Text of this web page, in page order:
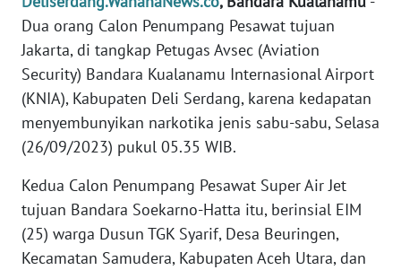
Dua orang Calon Penumpang Pesawat tujuan
Jakarta, di tangkap Petugas Avsec (Aviation
Security) Bandara Kualanamu Internasional Airport
(KNIA), Kabupaten Deli Serdang, karena kedapatan
menyembunyikan narkotika jenis sabu-sabu, Selasa
(26/09/2023) pukul 05.35 WIB.
Kedua Calon Penumpang Pesawat Super Air Jet
tujuan Bandara Soekarno-Hatta itu, berinsial EIM
(25) warga Dusun TGK Syarif, Desa Beuringen,
Kecamatan Samudera, Kabupaten Aceh Utara, dan
REDAKSI
KARIR
DISCLAIMER
Wahana
Regional
WN
SUMUT